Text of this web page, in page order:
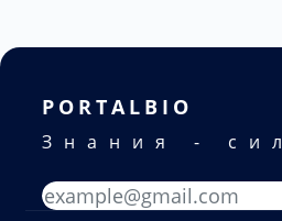
PORTALBIO
Знания -